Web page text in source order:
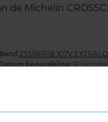
Michelin
Band 235/60R18 107V
Datum beoordeling 18